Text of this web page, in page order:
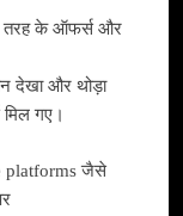
तरह के ऑफर्स और
देखा और थोड़ा
गए।
platforms जैसे